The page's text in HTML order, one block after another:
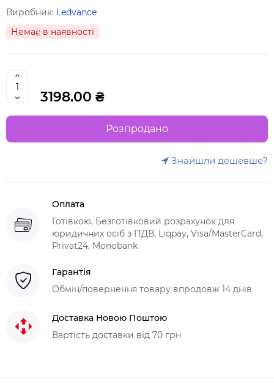
Виробник: Ledvance
Немає в наявності
3198.00 ₴
Розпродано
Знайшли дешевше?
Оплата
Готівкою, Безготівковий розрахунок для
юридичних осіб з ПДВ, Liqpay, Visa/MasterCard,
Privat24, Monobank
Гарантія
Обмін/повернення товару впродовж 14 днів
Доставка Новою Поштою
Вартість доставки від 70 грн